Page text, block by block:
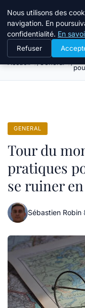
Tourisme
GENERAL
Tour du
pratiques
se ruiner en
Sébastien Robin·
Nous utilisons des
navigation. En
confidentialité. En
Refuser